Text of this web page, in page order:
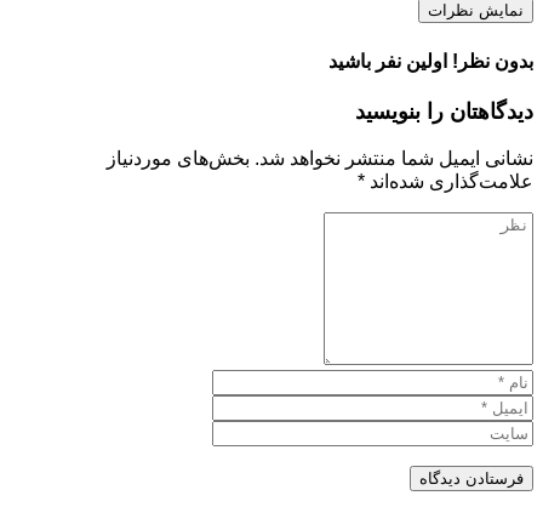
نمایش نظرات
بدون نظر! اولین نفر باشید
دیدگاهتان را بنویسید
نشانی ایمیل شما منتشر نخواهد شد. بخش‌های موردنیاز
علامت‌گذاری شده‌اند *